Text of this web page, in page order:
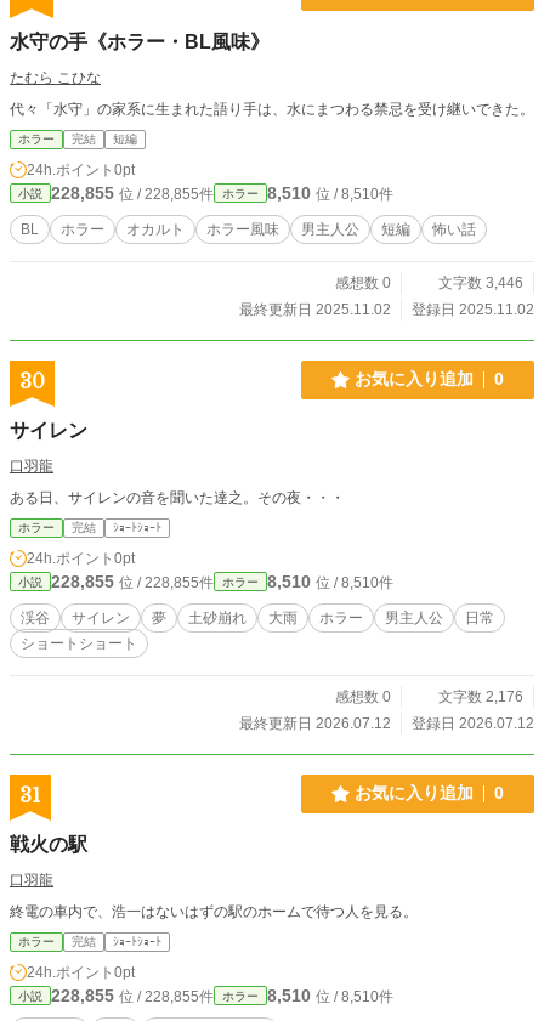
水守の手《ホラー・BL風味》
たむら こひな
代々「水守」の家系に生まれた語り手は、水にまつわる禁忌を受け継いできた。
ホラー 完結 短編
24h.ポイント 0pt
小説 228,855 位 / 228,855件 ホラー 8,510 位 / 8,510件
BL ホラー オカルト ホラー風味 男主人公 短編 怖い話
感想数 0
文字数 3,446
最終更新日 2025.11.02
登録日 2025.11.02
30 お気に入り追加 0
サイレン
口羽龍
ある日、サイレンの音を聞いた達之。その夜・・・
ホラー 完結 ｼｮｰﾄｼｮｰﾄ
24h.ポイント 0pt
小説 228,855 位 / 228,855件 ホラー 8,510 位 / 8,510件
渓谷 サイレン 夢 土砂崩れ 大雨 ホラー 男主人公
日常
ショートショート
感想数 0
文字数 2,176
最終更新日 2026.07.12
登録日 2026.07.12
31 お気に入り追加 0
戦火の駅
口羽龍
終電の車内で、浩一はないはずの駅のホームで待つ人を見る。
ホラー 完結 ｼｮｰﾄｼｮｰﾄ
24h.ポイント 0pt
小説 228,855 位 / 228,855件 ホラー 8,510 位 / 8,510件